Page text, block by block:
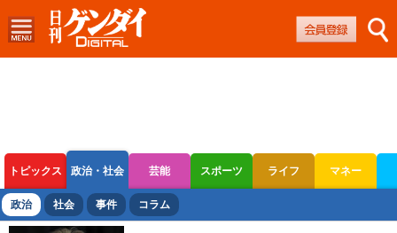
トピックス 政治・社会 芸能 スポーツ ライフ マネー
ボートレース 競輪 オートレース
政治 社会 事件 コラム